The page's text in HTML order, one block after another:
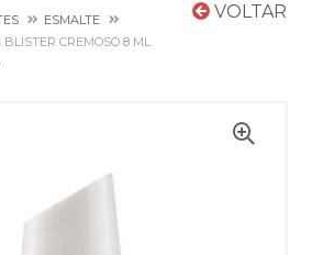
VOLTAR
ESMALTE
CREMOSO 8 ML